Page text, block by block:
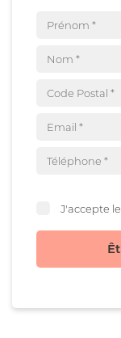
J'accepte